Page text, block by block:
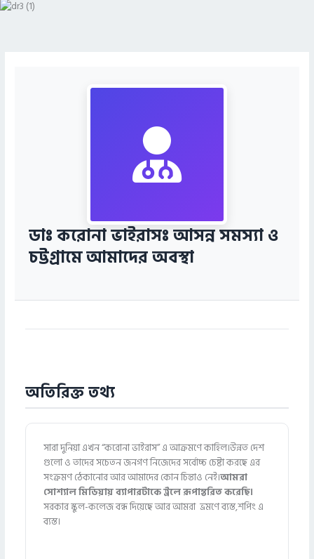
ডাঃ করোনা ভাইরাসঃ আসন্ন সমস্যা ও
চট্টগ্রামে আমাদের অবস্থা
অতিরিক্ত তথ্য
সারা দুনিয়া এখন “করোনা ভাইরাস” এ আক্রমণে কাহিল।উন্নত দেশ
গুলো ও তাদের সচেতন জনগণ নিজেদের সর্বোচ্চ চেষ্টা করছে এর
সংক্রমণ ঠেকানোর আর আমাদের কোন চিন্তাও নেই।আমরা
সোশ্যাল মিডিয়ায় ব্যাপারটাকে ট্রলে রূপান্তরিত করেছি।
সরকার স্কুল-কলেজ বন্ধ দিয়েছে আর আমরা ভ্রমণে ব্যস্ত,শপিং এ
ব্যস্ত।